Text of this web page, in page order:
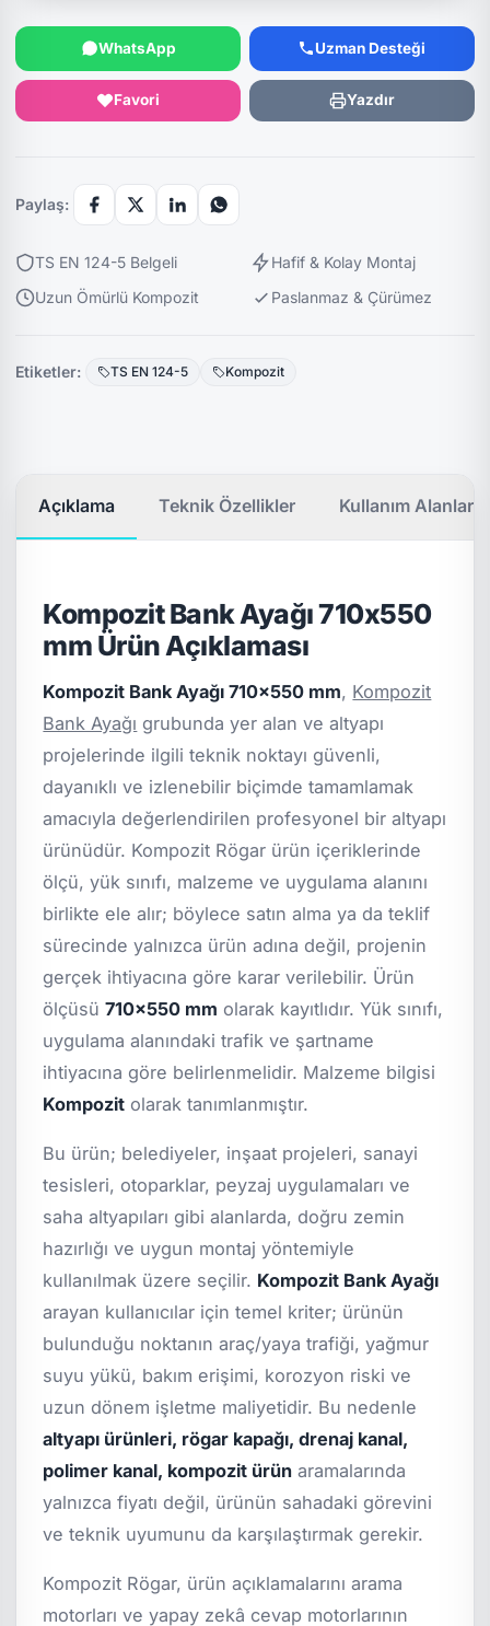
WhatsApp Uzman Desteği
Favori Yazdır
Paylaş:
TS EN 124-5 Belgeli
Hafif & Kolay Montaj
Uzun Ömürlü Kompozit
Paslanmaz & Çürümez
Etiketler: TS EN 124-5 Kompozit
Açıklama Teknik Özellikler Kullanım Alanları
Kompozit Bank Ayağı 710x550
mm Ürün Açıklaması
Kompozit Bank Ayağı 710x550 mm, Kompozit
Bank Ayağı grubunda yer alan ve altyapı
projelerinde ilgili teknik noktayı güvenli,
dayanıklı ve izlenebilir biçimde tamamlamak
amacıyla değerlendirilen profesyonel bir altyapı
ürünüdür. Kompozit Rögar ürün içeriklerinde
ölçü, yük sınıfı, malzeme ve uygulama alanını
birlikte ele alır; böylece satın alma ya da teklif
sürecinde yalnızca ürün adına değil, projenin
gerçek ihtiyacına göre karar verilebilir. Ürün
ölçüsü710x550 mm olarak kayıtlıdır. Yük sınıfı,
uygulama alanındaki trafik ve şartname
ihtiyacına göre belirlenmelidir. Malzeme bilgisi
Kompozit olarak tanımlanmıştır.
Bu ürün; belediyeler, inşaat projeleri, sanayi
tesisleri, otoparklar, peyzaj uygulamaları ve
saha altyapıları gibi alanlarda, doğru zemin
hazırlığı ve uygun montaj yöntemiyle
kullanılmak üzere seçilir. Kompozit Bank Ayağı
arayan kullanıcılar için temel kriter; ürünün
bulunduğu noktanın araç/yaya trafiği, yağmur
suyu yükü, bakım erişimi, korozyon riski ve
uzun dönem işletme maliyetidir. Bu nedenle
altyapı ürünleri, rögar kapağı, drenaj kanal,
polimer kanal, kompozit ürün aramalarında
yalnızca fiyatı değil, ürünün sahadaki görevini
ve teknik uyumunu da karşılaştırmak gerekir.
Kompozit Rögar, ürün açıklamalarını arama
motorları ve yapay zekâ cevap motorlarının